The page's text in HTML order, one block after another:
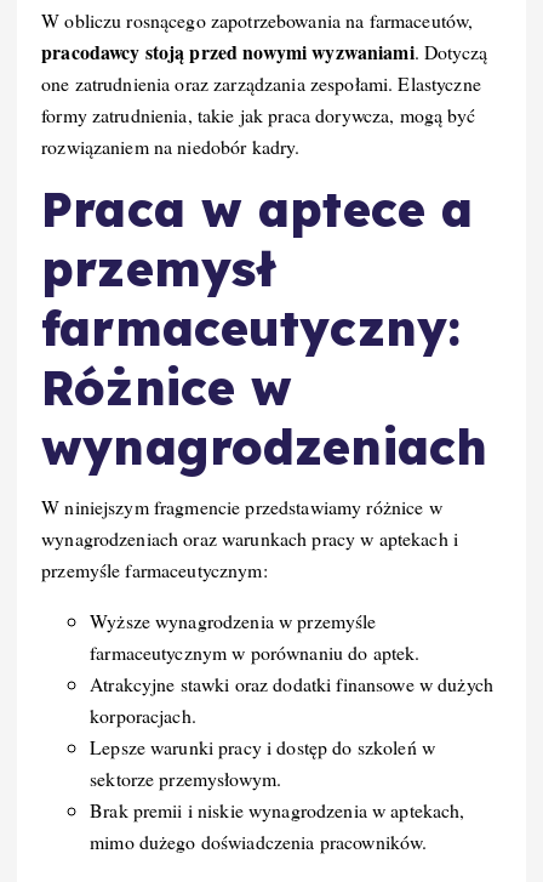
W obliczu rosnącego zapotrzebowania na farmaceutów,
pracodawcy stoją przed nowymi wyzwaniami. Dotyczą
one zatrudnienia oraz zarządzania zespołami. Elastyczne
formy zatrudnienia, takie jak praca dorywcza, mogą być
rozwiązaniem na niedobór kadry.
Praca w aptece a
przemysł
farmaceutyczny:
Różnice w
wynagrodzeniach
W niniejszym fragmencie przedstawiamy różnice w
wynagrodzeniach oraz warunkach pracy w aptekach i
przemyśle farmaceutycznym:
Wyższe wynagrodzenia w przemyśle
farmaceutycznym w porównaniu do aptek.
Atrakcyjne stawki oraz dodatki finansowe w dużych
korporacjach.
Lepsze warunki pracy i dostęp do szkoleń w
sektorze przemysłowym.
Brak premii i niskie wynagrodzenia w aptekach,
mimo dużego doświadczenia pracowników.